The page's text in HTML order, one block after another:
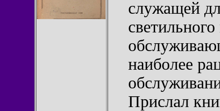
служащей
наиболее
Прислал